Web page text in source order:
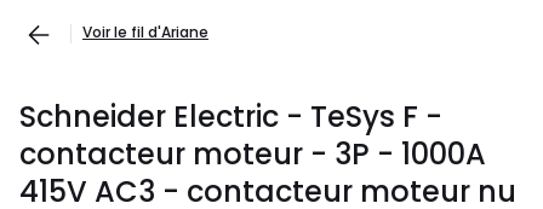
Voir le fil d'Ariane
Schneider Electric - TeSys F -
contacteur moteur - 3P - 1000A
415V AC3 - contacteur moteur nu